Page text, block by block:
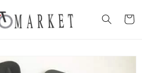
Carrello